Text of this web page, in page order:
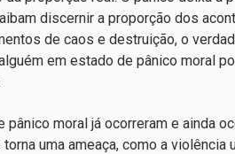
discernir a proporção dos
de caos e destruição, o
em estado de pânico moral
moral já ocorreram e ainda
uma ameaça, como a